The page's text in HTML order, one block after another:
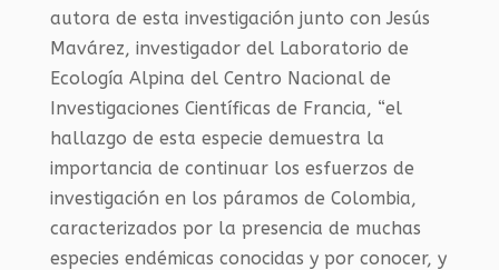
autora de esta investigación junto con Jesús
Mavárez, investigador del Laboratorio de
Ecología Alpina del Centro Nacional de
Investigaciones Científicas de Francia, “el
hallazgo de esta especie demuestra la
importancia de continuar los esfuerzos de
investigación en los páramos de Colombia,
caracterizados por la presencia de muchas
especies endémicas conocidas y por conocer, y